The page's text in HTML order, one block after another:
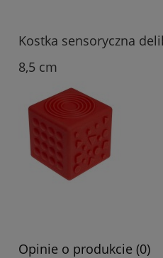
Kostka sensoryczna
8,5 cm
Opinie o produkcie (0)